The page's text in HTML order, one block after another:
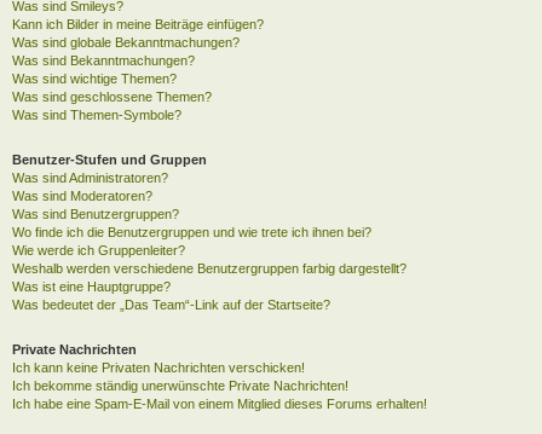
Was sind Smileys?
Kann ich Bilder in meine Beiträge einfügen?
Was sind globale Bekanntmachungen?
Was sind Bekanntmachungen?
Was sind wichtige Themen?
Was sind geschlossene Themen?
Was sind Themen-Symbole?
Benutzer-Stufen und Gruppen
Was sind Administratoren?
Was sind Moderatoren?
Was sind Benutzergruppen?
Wo finde ich die Benutzergruppen und wie trete ich ihnen bei?
Wie werde ich Gruppenleiter?
Weshalb werden verschiedene Benutzergruppen farbig dargestellt?
Was ist eine Hauptgruppe?
Was bedeutet der „Das Team“-Link auf der Startseite?
Private Nachrichten
Ich kann keine Privaten Nachrichten verschicken!
Ich bekomme ständig unerwünschte Private Nachrichten!
Ich habe eine Spam-E-Mail von einem Mitglied dieses Forums erhalten!